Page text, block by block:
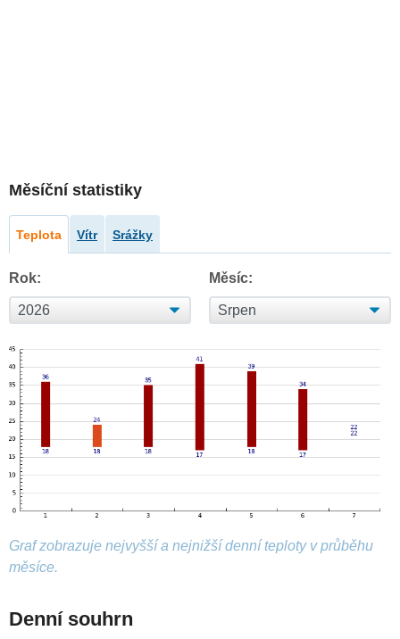
Měsíční statistiky
Teplota Vítr Srážky
Rok: Měsíc:
Graf zobrazuje nejvyšší a nejnižší denní teploty v průběhu
měsíce.
Denní souhrn